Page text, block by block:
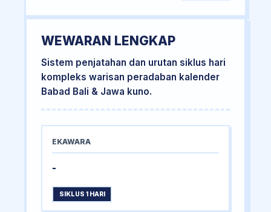
WEWARAN LENGKAP
Sistem penjatahan dan urutan siklus hari
kompleks warisan peradaban kalender
Babad Bali & Jawa kuno.
EKAWARA
-
SIKLUS 1 HARI